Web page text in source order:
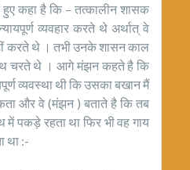
कहा है कि – तत्कालीन शासक
व्यवहार करते थे अर्थात् वे
करते थे । तभी उनके शासन काल
चरते थे । आगे मंझन कहते है कि
व्यवस्था थी कि उसका बखान मैं
और वे (मंझन ) बताते है कि तब
पकड़े रहता था फिर भी वह गाय
था :-